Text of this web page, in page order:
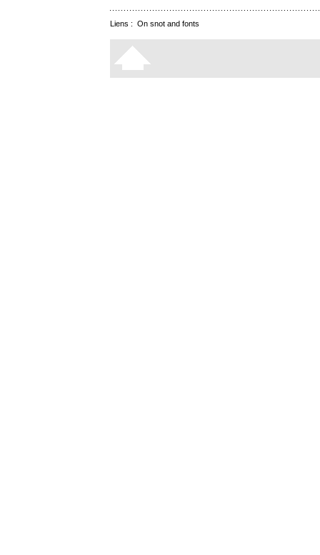
Liens : On snot and fonts